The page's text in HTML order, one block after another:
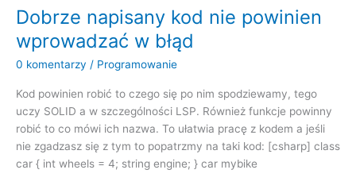
długu
Dobrze napisany kod nie powinien
wprowadzać w błąd
0 komentarzy / Programowanie
Kod powinien robić to czego się po nim spodziewamy, tego
uczy SOLID a w szczególności LSP. Również funkcje powinny
robić to co mówi ich nazwa. To ułatwia pracę z kodem a jeśli
nie zgadzasz się z tym to popatrzmy na taki kod: [csharp] class
car { int wheels = 4; string engine; } car mybike